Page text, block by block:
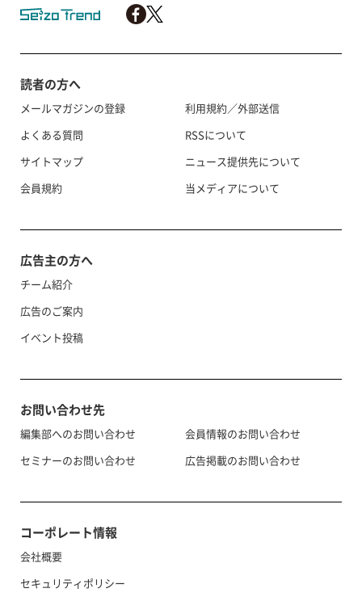
読者の方へ
メールマガジンの登録
よくある質問
サイトマップ
会員規約
利用規約／外部送信
RSSについて
ニュース提供先について
当メディアについて
広告主の方へ
チーム紹介
広告のご案内
イベント投稿
お問い合わせ先
編集部へのお問い合わせ
セミナーのお問い合わせ
会員情報のお問い合わせ
広告掲載のお問い合わせ
コーポレート情報
会社概要
セキュリティポリシー